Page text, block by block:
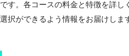
です。各コースの料金と特徴を詳し
選択ができるよう情報をお届けしま